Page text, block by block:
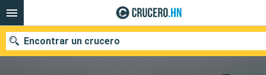
Encontrar un crucero